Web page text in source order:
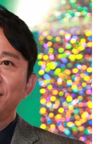
マさん死亡めぐる国賠
の責任」改めて訴え
」の定義 👈 何て答え
「踊る」スピンオフ作
に火をつけ脅迫、少
した韓国“最悪の人権
ソン可愛すぎワロッタ